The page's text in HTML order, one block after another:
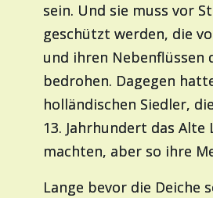
sein. Und sie muss vor
geschützt werden, die
und ihren Nebenflüssen
bedrohen. Dagegen
holländischen Siedler,
13. Jahrhundert das Alte
machten, aber so ihre
Lange bevor die Deiche